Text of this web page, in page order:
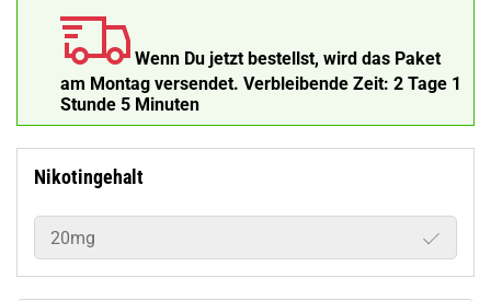
Wenn Du jetzt bestellst, wird das Paket
am Montag versendet. Verbleibende Zeit: 2 Tage 1
Stunde 4 Minuten 59 Sekunden
Nikotingehalt
20mg